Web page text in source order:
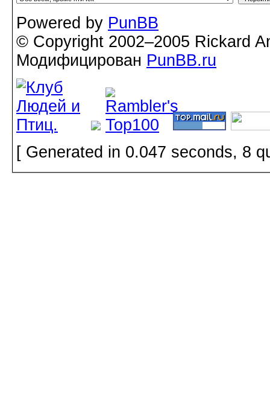
Powered by PunBB
© Copyright 2002–2005 Rickard
Модифицирован PunBB.ru
[ Generated in 0.047 seconds, 8